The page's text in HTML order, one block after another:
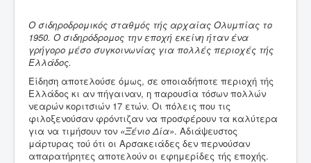
Εύθυμα & Σοβαρά
arsakeio.gr
Ο σιδηροδρομικός σταθμός τής αρχαίας Ολυμπίας το
1950. Ο σιδηρόδρομος την εποχή εκείνη ήταν ένα
γρήγορο μέσο συγκοινωνίας για πολλές περιοχές τής
Ελλάδος.
Είδηση αποτελούσε όμως, σε οποιαδήποτε περιοχή τής
Ελλάδος κι αν πήγαιναν, η παρουσία τόσων πολλών
νεαρών κοριτσιών 17 ετών. Οι πόλεις που τις
φιλοξενούσαν φρόντιζαν να προσφέρουν τα καλύτερα
για να τιμήσουν τον «Ξένιο Δία». Αδιάψευστος
μάρτυρας τού ότι οι Αρσακειάδες δεν περνούσαν
απαρατήρητες αποτελούν οι εφημερίδες τής εποχής.